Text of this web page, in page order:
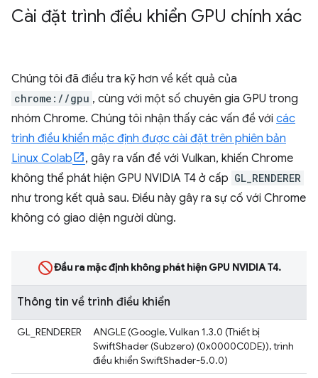
Cài đặt trình điều khiển GPU chính xác
Chúng tôi đã điều tra kỹ hơn về kết quả của
chrome://gpu , cùng với một số chuyên gia GPU trong
nhóm Chrome. Chúng tôi nhận thấy các vấn đề với các
trình điều khiển mặc định được cài đặt trên phiên bản
Linux Colab
, gây ra vấn đề với Vulkan, khiến Chrome
không thể phát hiện GPU NVIDIA T4 ở cấp GL_RENDERER
như trong kết quả sau. Điều này gây ra sự cố với Chrome
không có giao diện người dùng.
Đầu ra mặc định không phát hiện GPU NVIDIA T4.
Thông tin về trình điều khiển
GL_RENDERER
ANGLE (Google, Vulkan 1.3.0 (Thiết bị
SwiftShader (Subzero) (0x0000C0DE)), trình
điều khiển SwiftShader-5.0.0)